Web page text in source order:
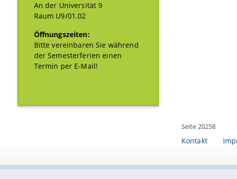
An der Universität 9
Raum U9/01.02
Öffnungszeiten:
Bitte vereinbaren Sie während
der Semesterferien einen
Termin per E-Mail!
Seite 20258
Kontakt